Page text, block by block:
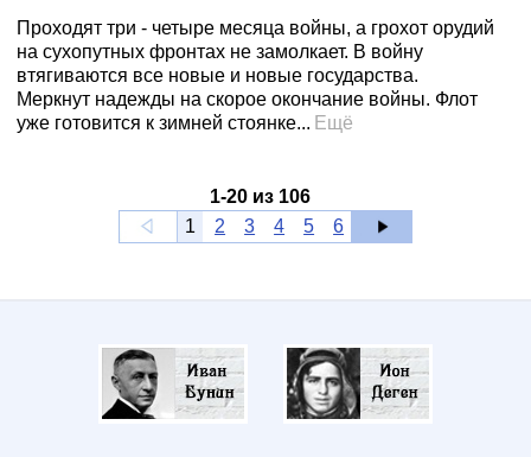
Проходят три - четыре месяца войны, а грохот орудий
на сухопутных фронтах не замолкает. В войну
втягиваются все новые и новые государства.
Меркнут надежды на скорое окончание войны. Флот
уже готовится к зимней стоянке... Ещё
1-20из 106
1
2 3 4 5 6